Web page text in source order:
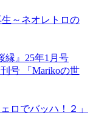
～ネオレトロの
縁』25年1月号
号 「Marikoの世
ロでバッハ！２」